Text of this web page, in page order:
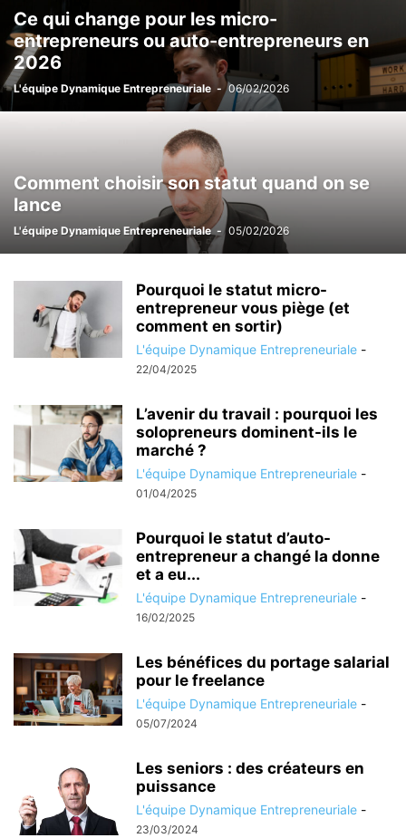
LE B.A. BA DU CRÉATEUR LE BON MOMENT LE BUSINESS PLAN
LES CONCOURS LES ÉTAPES DE LA CRÉATION PAR DES COACHS
PAR LE MENTORAT PAR QUI SE FAIRE AIDER ?
SE FORMER / SE FAIRE ACCOMPAGNER SE FORMER À LA CRÉATION
STATUT DU PORTEUR DE PROJET TROUVER VOTRE IDÉE
Ce qui change pour les micro-
entrepreneurs ou auto-entrepreneurs en
2026
L'équipe Dynamique Entrepreneuriale - 06/02/2026
Comment choisir son statut quand on se
lance
L'équipe Dynamique Entrepreneuriale - 05/02/2026
Pourquoi le statut micro-
entrepreneur vous piège (et
comment en sortir)
L'équipe Dynamique Entrepreneuriale -
22/04/2025
L’avenir du travail : pourquoi les
solopreneurs dominent-ils le
marché ?
L'équipe Dynamique Entrepreneuriale -
01/04/2025
Pourquoi le statut d’auto-
entrepreneur a changé la donne
et a eu...
L'équipe Dynamique Entrepreneuriale -
16/02/2025
Les bénéfices du portage salarial
pour le freelance
L'équipe Dynamique Entrepreneuriale -
05/07/2024
Les seniors : des créateurs en
puissance
L'équipe Dynamique Entrepreneuriale -
23/03/2024